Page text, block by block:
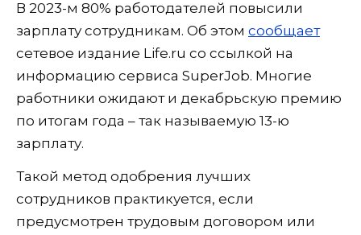
В 2023-м 80% работодателей повысили
зарплату сотрудникам. Об этом сообщает
сетевое издание Life.ru со ссылкой на
информацию сервиса SuperJob. Многие
работники ожидают и декабрьскую премию
по итогам года – так называемую 13-ю
зарплату.
Такой метод одобрения лучших
сотрудников практикуется, если
предусмотрен трудовым договором или